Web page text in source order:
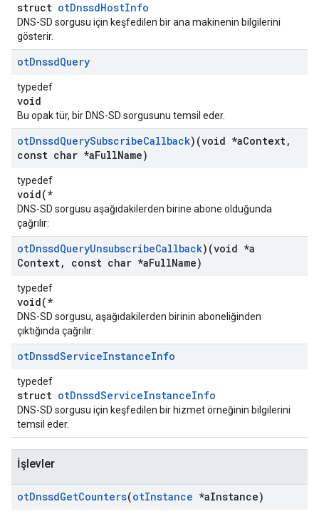
struct otDnssdHostInfo
DNS-SD sorgusu için keşfedilen bir ana makinenin bilgilerini
gösterir.
otDnssdQuery
typedef
void
Bu opak tür, bir DNS-SD sorgusunu temsil eder.
otDnssdQuerySubscribeCallback)(void *aContext,
const char *aFullName)
typedef
void(*
DNS-SD sorgusu aşağıdakilerden birine abone olduğunda
çağrılır:
otDnssdQueryUnsubscribeCallback)(void *a
Context, const char *aFullName)
typedef
void(*
DNS-SD sorgusu, aşağıdakilerden birinin aboneliğinden
çıktığında çağrılır:
otDnssdServiceInstanceInfo
typedef
struct otDnssdServiceInstanceInfo
DNS-SD sorgusu için keşfedilen bir hizmet örneğinin bilgilerini
temsil eder.
İşlevler
otDnssdGetCounters(otInstance *aInstance)